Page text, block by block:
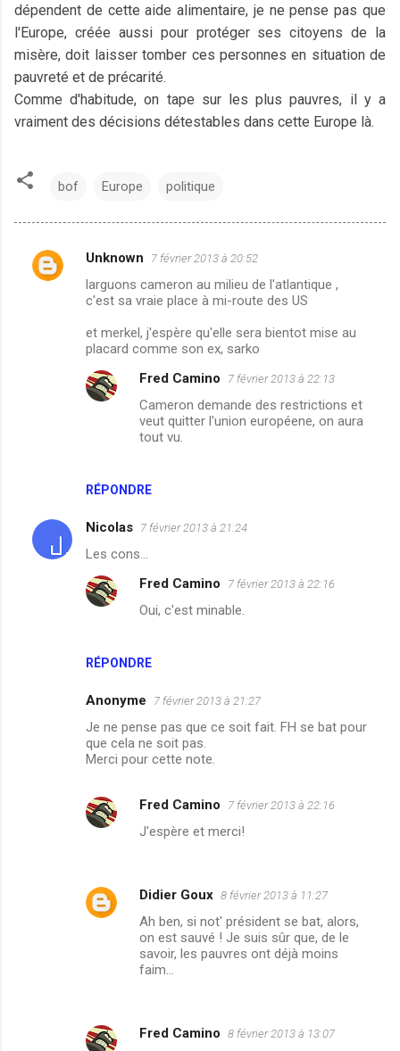
dépendent de cette aide alimentaire, je ne pense pas que
l'Europe, créée aussi pour protéger ses citoyens de la
misère, doit laisser tomber ces personnes en situation de
pauvreté et de précarité.
Comme d'habitude, on tape sur les plus pauvres, il y a
vraiment des décisions détestables dans cette Europe là.
bof Europe politique
C
s
Unknown 7 février 2013 à 20:52
larguons cameron au milieu de l'atlantique ,
c'est sa vraie place à mi-route des US
et merkel, j'espère qu'elle sera bientot mise au
placard comme son ex, sarko
RÉPONDRE
Fred Camino 7 février 2013 à 22:13
Cameron demande des restrictions et
veut quitter l'union européene, on aura
tout vu.
Nicolas 7 février 2013 à 21:24
Les cons...
RÉPONDRE
Fred Camino 7 février 2013 à 22:16
Oui, c'est minable.
Anonyme 7 février 2013 à 21:27
Je ne pense pas que ce soit fait. FH se bat pour
que cela ne soit pas.
Merci pour cette note.
Fred Camino 7 février 2013 à 22:16
J'espère et merci!
Didier Goux 8 février 2013 à 11:27
Ah ben, si not' président se bat, alors,
on est sauvé ! Je suis sûr que, de le
savoir, les pauvres ont déjà moins
faim…
Fred Camino 8 février 2013 à 13:07